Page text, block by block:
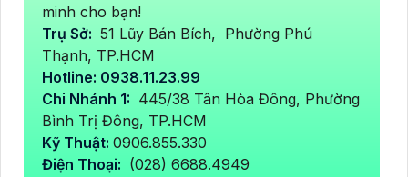
minh cho bạn!
Trụ Sở: 51 Lũy Bán Bích, Phường Phú
Thạnh, TP.HCM
Hotline: 0938.11.23.99
Chi Nhánh 1: 445/38 Tân Hòa Đông, Phường
Bình Trị Đông, TP.HCM
Kỹ Thuật: 0906.855.330
Điện Thoại: (028) 6688.4949